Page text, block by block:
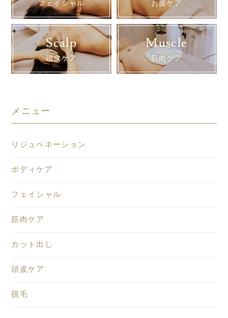
フェイシャル お腹ケア
Scalp
頭皮ケア
Muscle
筋肉ケア
メニュー
リジュベネーション
ボディケア
フェイシャル
筋肉ケア
カット出し
頭皮ケア
脱毛